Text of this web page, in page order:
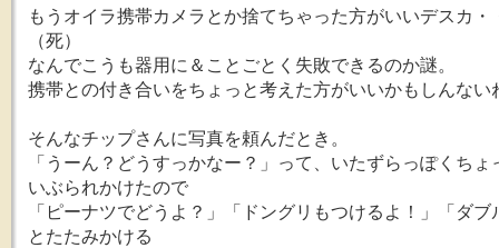
もうオイラ携帯カメラとか捨てちゃった方がいいデスカ・
（死）
なんでこうも器用に＆ことごとく失敗できるのか謎。
携帯との付き合いをちょっと考えた方がいいかもしんない
そんなチップさんに写真を頼んだとき。
「うーん？どうすっかなー？」って、いたずらっぽくちょ
いぶられかけたので
「ピーナツでどうよ？」「ドングリもつけるよ！」「ダブ
とたたみかける